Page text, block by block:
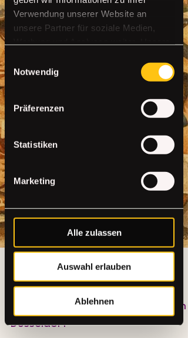
Verwendung unserer Website an
unsere Partner für soziale Medien,
Werbung und Analysen weiter. Unsere
möglicherweise mit weiteren Daten
zusammen, die Sie ihnen bereitgestellt
haben oder die sie im Rahmen Ihrer
Nutzung der Dienste gesammelt
Einwilligungsauswahl
Notwendig
Präferenzen
Statistiken
Marketing
Alle zulassen
Auswahl erlauben
Ablehnen